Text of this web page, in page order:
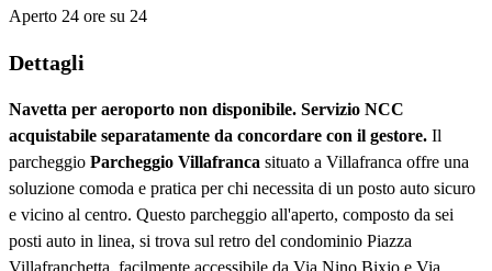
Aperto 24 ore su 24
Dettagli
Navetta per aeroporto non disponibile. Servizio NCC
acquistabile separatamente da concordare con il gestore. Il
parcheggio Parcheggio Villafranca situato a Villafranca offre una
soluzione comoda e pratica per chi necessita di un posto auto sicuro
e vicino al centro. Questo parcheggio all'aperto, composto da sei
posti auto in linea, si trova sul retro del condominio Piazza
Villafranchetta, facilmente accessibile da Via Nino Bixio e Via